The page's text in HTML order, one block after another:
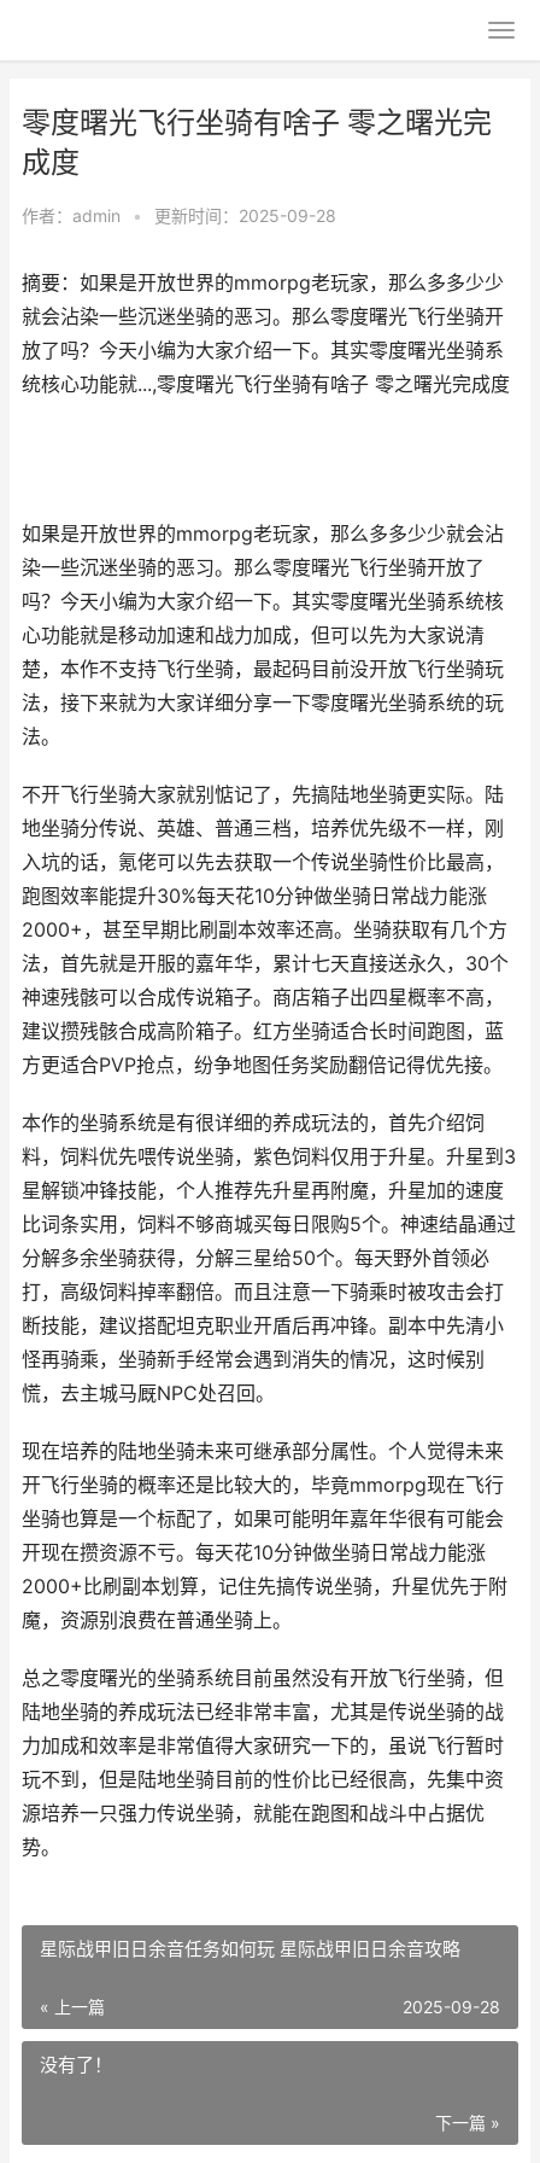
零度曙光飞行坐骑有啥子 零之曙光完
成度
作者： admin • 更新时间：2025-09-28
摘要：如果是开放世界的mmorpg老玩家，那么多多少少
就会沾染一些沉迷坐骑的恶习。那么零度曙光飞行坐骑开
放了吗？今天小编为大家介绍一下。其实零度曙光坐骑系
统核心功能就...,零度曙光飞行坐骑有啥子 零之曙光完成度
如果是开放世界的mmorpg老玩家，那么多多少少就会沾
染一些沉迷坐骑的恶习。那么零度曙光飞行坐骑开放了
吗？今天小编为大家介绍一下。其实零度曙光坐骑系统核
心功能就是移动加速和战力加成，但可以先为大家说清
楚，本作不支持飞行坐骑，最起码目前没开放飞行坐骑玩
法，接下来就为大家详细分享一下零度曙光坐骑系统的玩
法。
不开飞行坐骑大家就别惦记了，先搞陆地坐骑更实际。陆
地坐骑分传说、英雄、普通三档，培养优先级不一样，刚
入坑的话，氪佬可以先去获取一个传说坐骑性价比最高，
跑图效率能提升30%每天花10分钟做坐骑日常战力能涨
2000+，甚至早期比刷副本效率还高。坐骑获取有几个方
法，首先就是开服的嘉年华，累计七天直接送永久，30个
神速残骸可以合成传说箱子。商店箱子出四星概率不高，
建议攒残骸合成高阶箱子。红方坐骑适合长时间跑图，蓝
方更适合PVP抢点，纷争地图任务奖励翻倍记得优先接。
本作的坐骑系统是有很详细的养成玩法的，首先介绍饲
料，饲料优先喂传说坐骑，紫色饲料仅用于升星。升星到3
星解锁冲锋技能，个人推荐先升星再附魔，升星加的速度
比词条实用，饲料不够商城买每日限购5个。神速结晶通过
分解多余坐骑获得，分解三星给50个。每天野外首领必
打，高级饲料掉率翻倍。而且注意一下骑乘时被攻击会打
断技能，建议搭配坦克职业开盾后再冲锋。副本中先清小
怪再骑乘，坐骑新手经常会遇到消失的情况，这时候别
慌，去主城马厩NPC处召回。
现在培养的陆地坐骑未来可继承部分属性。个人觉得未来
开飞行坐骑的概率还是比较大的，毕竟mmorpg现在飞行
坐骑也算是一个标配了，如果可能明年嘉年华很有可能会
开现在攒资源不亏。每天花10分钟做坐骑日常战力能涨
2000+比刷副本划算，记住先搞传说坐骑，升星优先于附
魔，资源别浪费在普通坐骑上。
总之零度曙光的坐骑系统目前虽然没有开放飞行坐骑，但
陆地坐骑的养成玩法已经非常丰富，尤其是传说坐骑的战
力加成和效率是非常值得大家研究一下的，虽说飞行暂时
玩不到，但是陆地坐骑目前的性价比已经很高，先集中资
源培养一只强力传说坐骑，就能在跑图和战斗中占据优
势。
星际战甲旧日余音任务如何玩 星际战甲旧日余音攻略
« 上一篇 2025-09-28
没有了！
下一篇 »